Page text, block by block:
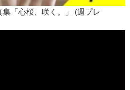
集「心桜、咲く。」 (週プレ